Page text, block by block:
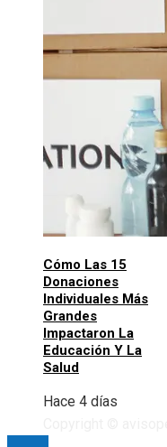
Cómo Las 15
Donaciones
Individuales Más
Grandes
Impactaron La
Educación Y La
Salud
Hace 4 días